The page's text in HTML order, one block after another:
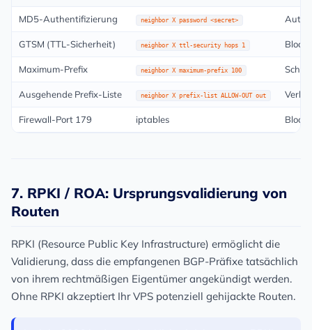
MD5-Authentifizierung neighbor X password <secret>
GTSM (TTL-Sicherheit) neighbor X ttl-security hops 1
Maximum-Prefix neighbor X maximum-prefix 100
Ausgehende Prefix-Liste neighbor X prefix-list ALLOW-OUT out
Firewall-Port 179 iptables
7. RPKI / ROA: Ursprungsvalidierung von
Routen
RPKI (Resource Public Key Infrastructure) ermöglicht die
Validierung, dass die empfangenen BGP-Präfixe tatsächlich
von ihrem rechtmäßigen Eigentümer angekündigt werden.
Ohne RPKI akzeptiert Ihr VPS potenziell gehijackte Routen.